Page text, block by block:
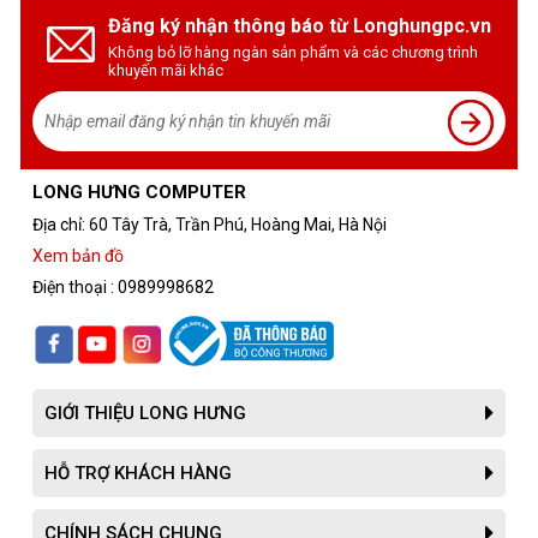
Tản nhiệt hiệu quả: Hệ thống tản nhiệt của SAPPHIRE
Đăng ký nhận thông báo từ Longhungpc.vn
Không bỏ lỡ hàng ngàn sản phẩm và các chương trình
khuyến mãi khác
LONG HƯNG COMPUTER
Địa chỉ: 60 Tây Trà, Trần Phú, Hoàng Mai, Hà Nội
Xem bản đồ
Điện thoại : 0989998682
GIỚI THIỆU LONG HƯNG
HỖ TRỢ KHÁCH HÀNG
CHÍNH SÁCH CHUNG